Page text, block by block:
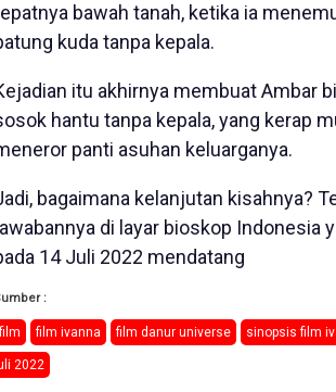
bawah tanah, ketika ia
kuda tanpa kepala.
itu akhirnya membuat Ambar
hantu tanpa kepala, yang kerap
panti asuhan keluarganya.
bagaimana kelanjutan kisahnya?
di layar bioskop Indonesia
14 Juli 2022 mendatang
:
film film ivanna film danur universe sinopsis film
2022